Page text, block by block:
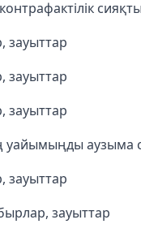
сияқты
зауыттар
зауыттар
зауыттар
уайымыңды аузыма
зауыттар
зауыттар